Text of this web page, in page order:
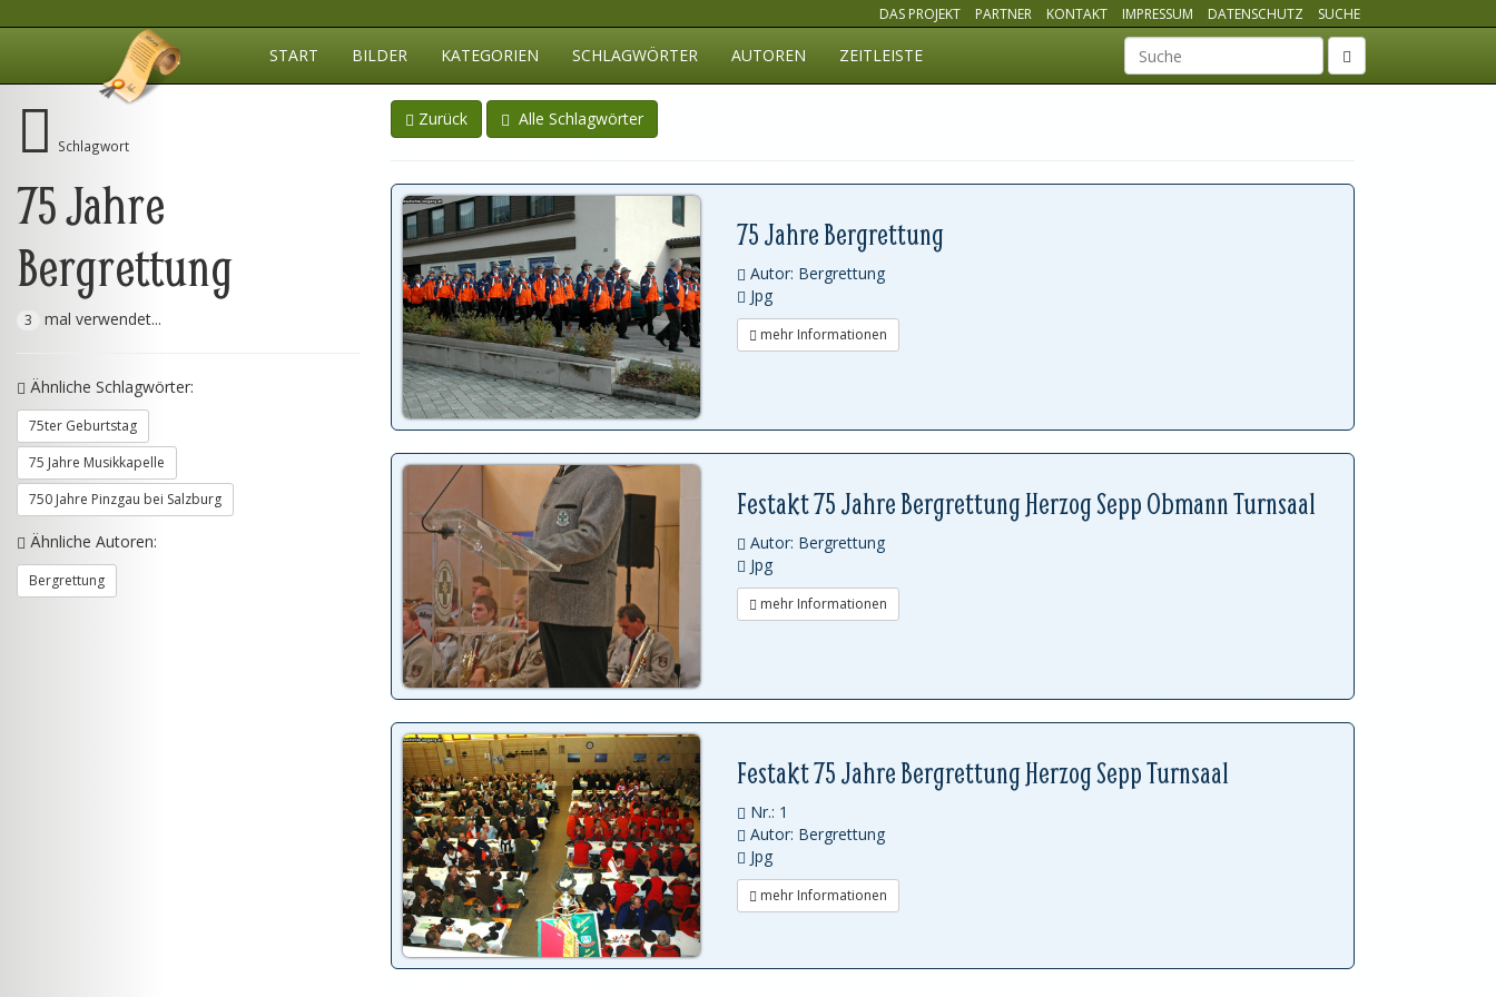
DAS PROJEKT PARTNER KONTAKT IMPRESSUM DATENSCHUTZ SUCHE
START BILDER KATEGORIEN SCHLAGWÖRTER AUTOREN ZEITLEISTE Suchbegriff
Schlagwort
75 Jahre
Bergrettung
3 mal verwendet...
Ähnliche Schlagwörter:
75ter Geburtstag
75 Jahre Musikkapelle
750 Jahre Pinzgau bei Salzburg
Ähnliche Autoren:
Bergrettung
Zurück Alle Schlagwörter
75 Jahre Bergrettung
Autor: Bergrettung
Jpg
mehr Informationen
Festakt 75 Jahre Bergrettung Herzog Sepp Obmann Turnsaal
Autor: Bergrettung
Jpg
mehr Informationen
Festakt 75 Jahre Bergrettung Herzog Sepp Turnsaal
Nr.: 1
Autor: Bergrettung
Jpg
mehr Informationen